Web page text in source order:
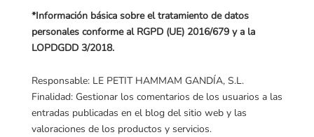
*Información básica sobre el tratamiento de datos
personales conforme al RGPD (UE) 2016/679 y a la
LOPDGDD 3/2018.
Responsable: LE PETIT HAMMAM GANDÍA, S.L.
Finalidad: Gestionar los comentarios de los usuarios a las
entradas publicadas en el blog del sitio web y las
valoraciones de los productos y servicios.